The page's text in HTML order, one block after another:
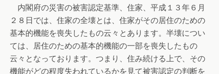
内閣府の災害の被害認定基準、住家、平成１３年６月
２８日では、住家の全壊とは、住家がその居住のための
基本的機能を喪失したもの云々とあります。半壊につい
ては、居住のための基本的機能の一部を喪失したもの
云々となっております。つまり、住み続ける上で、その
機能がどの程度失われているかを見て被害認定の判断を